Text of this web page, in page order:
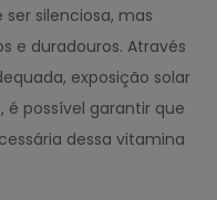
silenciosa, mas
e duradouros. Através
exposição solar
é possível garantir que
dessa vitamina